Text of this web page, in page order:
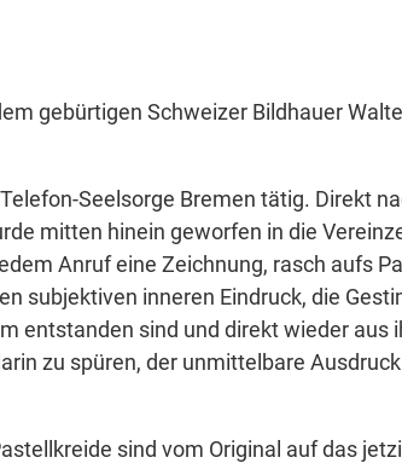
gebürtigen Schweizer Bildhauer
Seelsorge Bremen tätig. Direkt
mitten hinein geworfen in die
Anruf eine Zeichnung, rasch aufs
subjektiven inneren Eindruck, die
entstanden sind und direkt wieder aus
zu spüren, der unmittelbare
sind vom Original auf das